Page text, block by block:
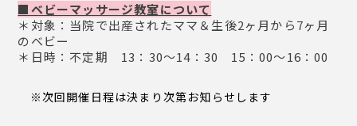
■ベビーマッサージ教室について
＊対象：当院で出産されたママ＆生後2ヶ月から7ヶ月
のベビー
＊日時：不定期 13：30～14：30 15：00～16：00
※次回開催日程は決まり次第お知らせします